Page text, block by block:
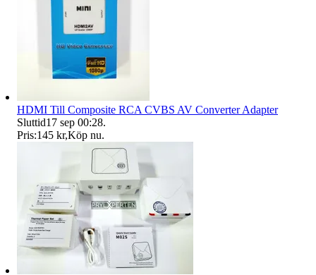
HDMI Till Composite RCA CVBS AV Converter Adapter
Sluttid17 sep 00:28.
Pris:145 kr,Köp nu.